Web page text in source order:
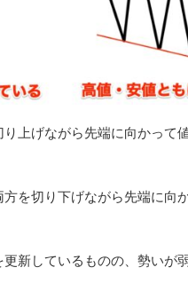
上げながら先端に向かって
を切り下げながら先端に向
新しているものの、勢いが